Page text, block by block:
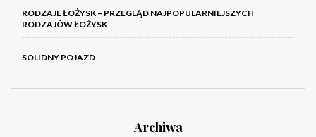
RODZAJE ŁOŻYSK – PRZEGLĄD NAJPOPULARNIEJSZYCH
RODZAJÓW ŁOŻYSK
SOLIDNY POJAZD
Archiwa